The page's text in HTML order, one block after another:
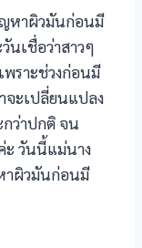
ญหาผิวมันก่อนมี
นเชื่อว่าสาวๆ
ราะช่วงก่อนมี
จะเปลี่ยนแปลง
ว่าปกติ จน
ะ วันนี้แม่นาง
าผิวมันก่อนมี